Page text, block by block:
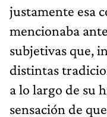
justamente esa
mencionaba
subjetivas que,
distintas
a lo largo de su
sensación de